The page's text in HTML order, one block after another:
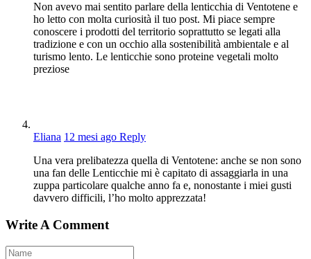
Non avevo mai sentito parlare della lenticchia di Ventotene e
ho letto con molta curiosità il tuo post. Mi piace sempre
conoscere i prodotti del territorio soprattutto se legati alla
tradizione e con un occhio alla sostenibilità ambientale e al
turismo lento. Le lenticchie sono proteine vegetali molto
preziose
Eliana 12 mesi ago Reply
Una vera prelibatezza quella di Ventotene: anche se non sono
una fan delle Lenticchie mi è capitato di assaggiarla in una
zuppa particolare qualche anno fa e, nonostante i miei gusti
davvero difficili, l’ho molto apprezzata!
Write A Comment